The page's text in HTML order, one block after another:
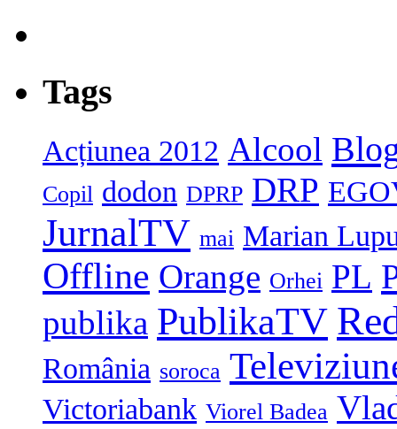
Tags
Acțiunea 2012 Alcool
Copil dodon DPRP DRP
JurnalTV mai Marian
Offline Orange Orhei PL
publika PublikaTV
România soroca
Victoriabank Viorel Badea